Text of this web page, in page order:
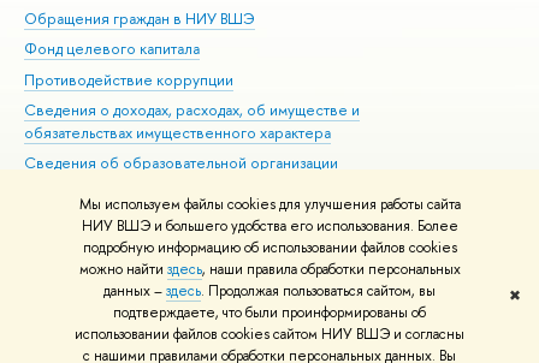
Мы используем файлы cookies для улучшения работы сайта
НИУ ВШЭ и большего удобства его использования. Более
подробную информацию об использовании файлов cookies
можно найти здесь, наши правила обработки персональных
данных –здесь. Продолжая пользоваться сайтом, вы
подтверждаете, что были проинформированы об
использовании файлов cookies сайтом НИУ ВШЭ и согласны
с нашими правилами обработки персональных данных. Вы
✖
Обращения граждан в НИУ ВШЭ
Фонд целевого капитала
Противодействие коррупции
Сведения о доходах, расходах, об имуществе и
обязательствах имущественного характера
Сведения об образовательной организации
Людям с ограниченными возможностями здоровья
Единая платежная страница
Работа в Вышке
© НИУ ВШЭ 1993–2026 Адреса и контакты Условия использования
материалов Политика конфиденциальности Карта сайта